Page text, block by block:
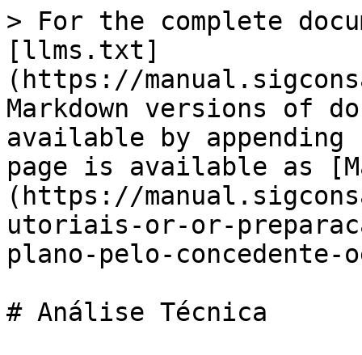
> For the complete
[llms.txt]
(https://
Markdown versions of
available by
page is available as
(https://
utoriais-or-or-
plano-pelo-
# Análise Técnica